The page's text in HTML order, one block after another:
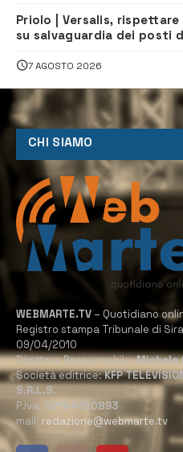
Priolo | Versalis,
su salvaguardia dei posti
7 AGOSTO 2026
CHI SIAMO
WEBMARTE.TV – Quotidiano
Registro stampa Tribunale di
09/04/2010
Direttore Responsabile:Michele
Società editrice:KFP
S.R.L.S.
P.Iva: 02184950893
mail: redazione@webmarte.tv